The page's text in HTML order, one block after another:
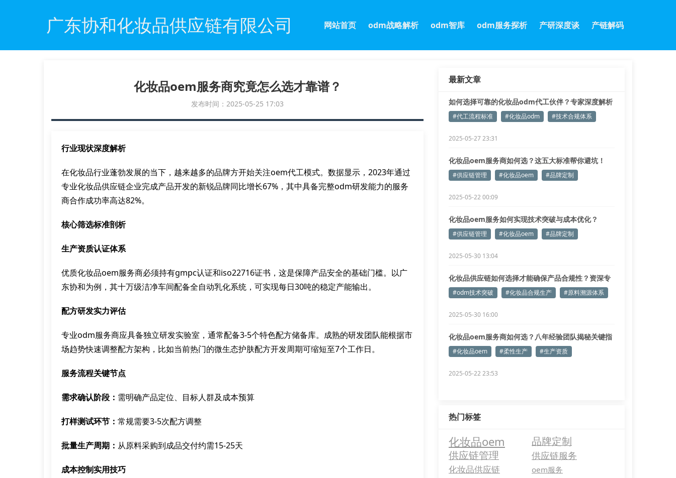
广东协和化妆品供应链有限公司 网站首页 odm战略解析 odm智库 odm服务探析 产研深度谈 产链解码
化妆品oem服务商究竟怎么选才靠谱？
发布时间：2025-05-25 17:03
行业现状深度解析
在化妆品行业蓬勃发展的当下，越来越多的品牌方开始关注oem代工模式。数据显示，2023年通过
专业化妆品供应链企业完成产品开发的新锐品牌同比增长67%，其中具备完整odm研发能力的服务
商合作成功率高达82%。
核心筛选标准剖析
生产资质认证体系
优质化妆品oem服务商必须持有gmpc认证和iso22716证书，这是保障产品安全的基础门槛。以广
东协和为例，其十万级洁净车间配备全自动乳化系统，可实现每日30吨的稳定产能输出。
配方研发实力评估
专业odm服务商应具备独立研发实验室，通常配备3-5个特色配方储备库。成熟的研发团队能根据市
场趋势快速调整配方架构，比如当前热门的微生态护肤配方开发周期可缩短至7个工作日。
服务流程关键节点
需求确认阶段： 需明确产品定位、目标人群及成本预算
打样测试环节： 常规需要3-5次配方调整
批量生产周期： 从原料采购到成品交付约需15-25天
成本控制实用技巧
最新文章
如何选择可靠的化妆品odm代工伙伴？专家深度解析
全流程
#代工流程标准 #化妆品odm #技术合规体系
2025-05-27 23:31
化妆品oem服务商如何选？这五大标准帮你避坑！
#供应链管理 #化妆品oem #品牌定制
2025-05-22 00:09
化妆品oem服务如何实现技术突破与成本优化？
#供应链管理 #化妆品oem #品牌定制
2025-05-30 13:04
化妆品供应链如何选择才能确保产品合规性？资深专
家深度剖析
#odm技术突破 #化妆品合规生产 #原料溯源体系
2025-05-30 16:00
化妆品oem服务商如何选？八年经验团队揭秘关键指
标#化妆品oem #柔性生产 #生产资质
2025-05-22 23:53
热门标签
化妆品oem
品牌定制
供应链管理
供应链服务
化妆品供应链
oem服务